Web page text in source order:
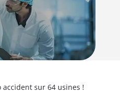
accident sur 64 usines !